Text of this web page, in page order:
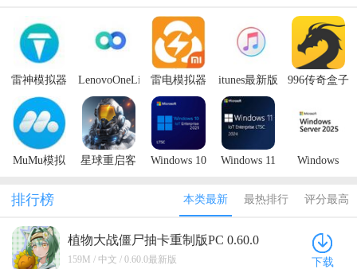
雷神模拟器
PC版
LenovoOneLite
联想版（多
屏协同工
具）
雷电模拟器
小米游戏中
itunes最新版
本2023
996传奇盒子
MuMu模拟
星球重启客
Windows 10
原版镜像
Windows 11
原版镜像
Windows
原版镜像
排行榜 本类最新 最热排行 评分最高
植物大战僵尸抽卡重制版PC 0.60.0
最新版
159M / 中文 / 0.60.0最新版 下载